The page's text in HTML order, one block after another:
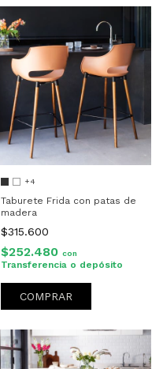
+4
Taburete Frida con patas de
madera
$315.600
$252.480 con
Transferencia o depósito
COMPRAR